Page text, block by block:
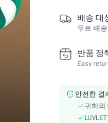
색:
팬티 타입:
원단의 탄력성:
속옷 & 수면복
원단 품질 특징:
세부 사항:
배송 대
무료 배송
반품 정
Easy
안전한 결
귀하의